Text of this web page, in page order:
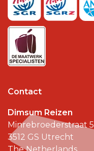
Contact
Dimsum Reizen
Minrebroederstraat 5
3512 GS Utrecht